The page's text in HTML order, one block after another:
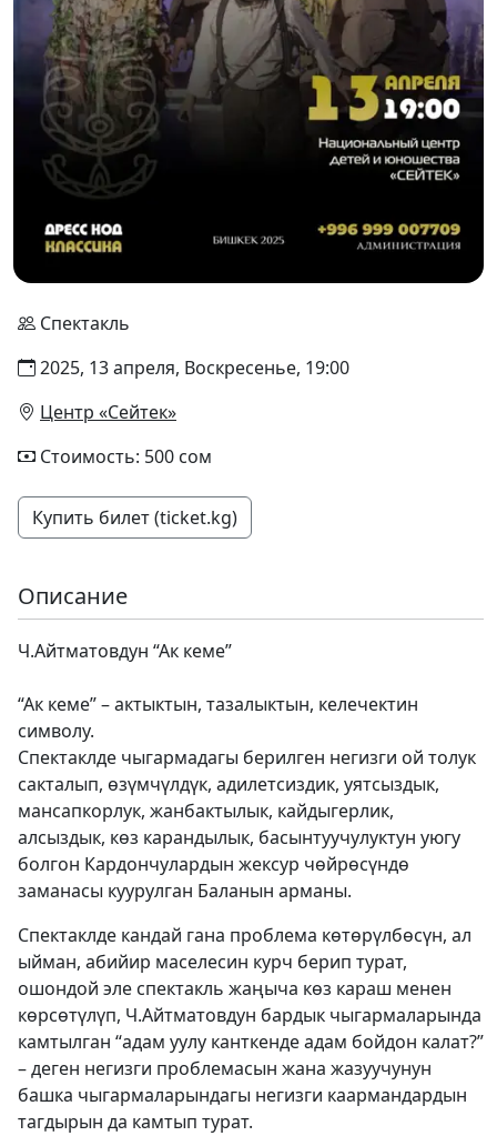
Спектакль
2025, 13 апреля, Воскресенье, 19:00
Центр «Сейтек»
Стоимость: 500 сом
Купить билет (ticket.kg)
Описание
Ч.Айтматовдун “Ак кеме”
“Ак кеме” – актыктын, тазалыктын, келечектин
символу.
Спектаклде чыгармадагы берилген негизги ой толук
сакталып, өзүмчүлдүк, адилетсиздик, уятсыздык,
мансапкорлук, жанбактылык, кайдыгерлик,
алсыздык, көз карандылык, басынтуучулуктун уюгу
болгон Кардончулардын жексур чөйрөсүндө
заманасы куурулган Баланын арманы.
Спектаклде кандай гана проблема көтөрүлбөсүн, ал
ыйман, абийир маселесин курч берип турат,
ошондой эле спектакль жаңыча көз караш менен
көрсөтүлүп, Ч.Айтматовдун бардык чыгармаларында
камтылган “адам уулу канткенде адам бойдон калат?”
– деген негизги проблемасын жана жазуучунун
башка чыгармаларындагы негизги каармандардын
тагдырын да камтып турат.